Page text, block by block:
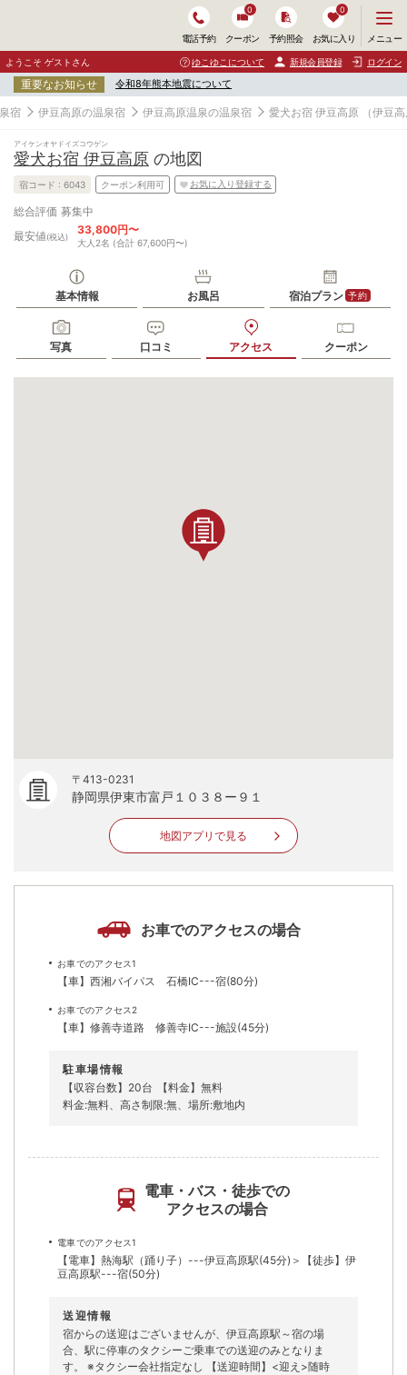
電話予約 クーポン
0
予約照会 お気に入り
0
ニ
ュ
ー
開
く
メニュー
ようこそ ゲストさん ゆこゆこについて 新規会員登録 ログイン
重要なお知らせ 令和8年熊本地震について
宿 伊豆高原の温泉宿 伊豆高原温泉の温泉宿 愛犬お宿 伊豆高原 （伊豆
アイケンオヤドイズコウゲン
愛犬お宿 伊豆高原 の地図
宿コード : 6043 クーポン利用可 お気に入り登録する
総合評価 募集中
最安値(税込)
33,800円〜
大人2名 (合計 67,600円〜)
基本情報 お風呂 宿泊プラン 予約
写真 口コミ アクセス クーポン
〒413-0231
静岡県伊東市富戸１０３８ー９１
地図アプリで見る
お車でのアクセスの場合
お車でのアクセス1
【車】西湘バイパス 石橋IC---宿(80分)
お車でのアクセス2
【車】修善寺道路 修善寺IC---施設(45分)
駐車場情報
【収容台数】20台
【料金】無料
料金:無料、高さ制限:無、場所:敷地内
電車・バス・徒歩での
アクセスの場合
電車でのアクセス1
【電車】熱海駅（踊り子）---伊豆高原駅(45分)＞【徒歩】伊
豆高原駅---宿(50分)
送迎情報
宿からの送迎はございませんが、伊豆高原駅～宿の場
合、駅に停車のタクシーご乗車での送迎のみとなりま
す。 ※タクシー会社指定なし 【送迎時間】<迎え>随時